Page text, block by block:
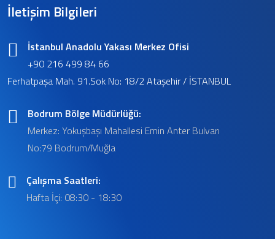
İletişim Bilgileri
İstanbul Anadolu Yakası Merkez Ofisi
+90 216 499 84 66
Ferhatpaşa Mah. 91.Sok No: 18/2 Ataşehir / İSTANBUL
Bodrum Bölge Müdürlüğü:
Merkez: Yokuşbaşı Mahallesi Emin Anter Bulvarı
No:79 Bodrum/Muğla
Çalışma Saatleri:
Hafta İçi: 08:30 - 18:30